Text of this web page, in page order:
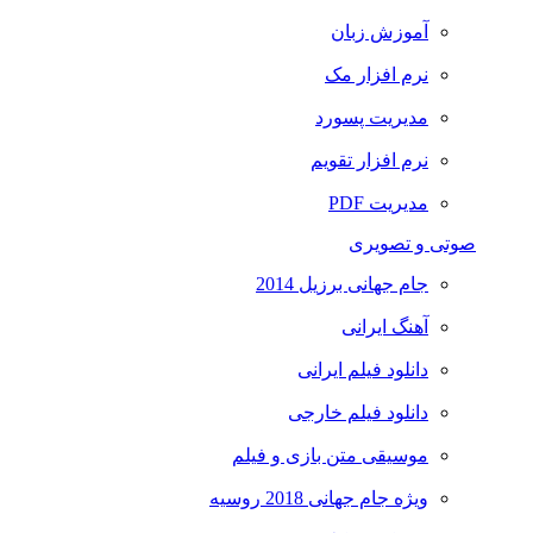
آموزش زبان
نرم افزار مک
مدیریت پسورد
نرم افزار تقویم
مدیریت PDF
صوتی و تصویری
جام جهانی برزیل 2014
آهنگ ایرانی
دانلود فیلم ایرانی
دانلود فیلم خارجی
موسیقی متن بازی و فیلم
ویژه جام جهانی 2018 روسیه